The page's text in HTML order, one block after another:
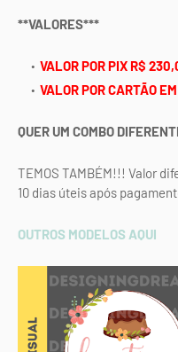
**VALORES***
VALOR POR PIX R$
VALOR POR CARTÃO
QUER UM COMBO
TEMOS TAMBÉM!!! Valor
10 dias úteis após
OUTROS MODELOS AQUI